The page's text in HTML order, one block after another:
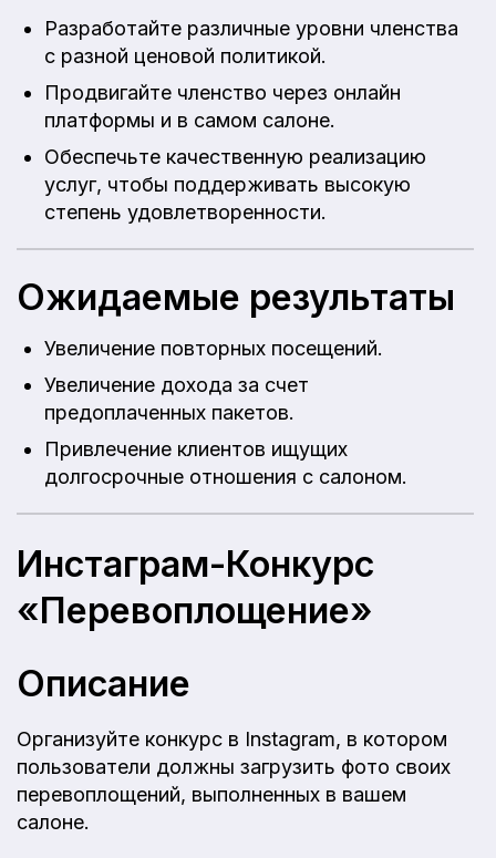
Разработайте различные уровни членства
с разной ценовой политикой.
Продвигайте членство через онлайн
платформы и в самом салоне.
Обеспечьте качественную реализацию
услуг, чтобы поддерживать высокую
степень удовлетворенности.
Ожидаемые результаты
Увеличение повторных посещений.
Увеличение дохода за счет
предоплаченных пакетов.
Привлечение клиентов ищущих
долгосрочные отношения с салоном.
Инстаграм-Конкурс
«Перевоплощение»
Описание
Организуйте конкурс в Instagram, в котором
пользователи должны загрузить фото своих
перевоплощений, выполненных в вашем
салоне.